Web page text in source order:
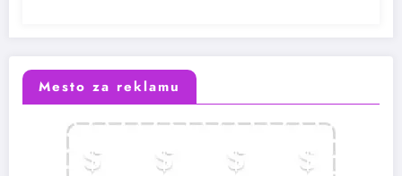
Mesto za reklamu